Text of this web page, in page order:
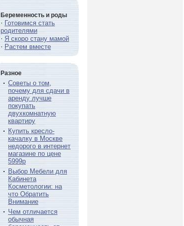
Беременность и роды
· Готовимся стать
родителями
· Я скоро стану мамой
· Растем вместе
Разное
· Советы о том,
почему для сдачи в
аренду лучше
покупать
двухкомнатную
квартиру
· Купить кресло-
качалку в Москве
недорого в интернет
магазине по цене
5999р
· Выбор Мебели для
Кабинета
Косметологии: на
что Обратить
Внимание
· Чем отличается
обычная